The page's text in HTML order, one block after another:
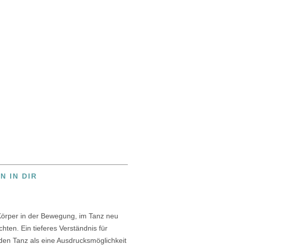
IN DIR
in der Bewegung, im Tanz neu
Ein tieferes Verständnis für
Tanz als eine Ausdrucksmöglichkeit